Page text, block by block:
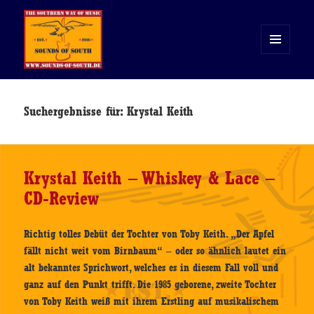
WIDGETS
Suchergebnisse für: Krystal Keith
Krystal Keith – Whiskey & Lace –
CD-Review
Richtig tolles Debüt der Tochter von Toby Keith. „Der Apfel
fällt nicht weit vom Birnbaum“ – oder so ähnlich lautet ein
alt bekanntes Sprichwort, welches es in diesem Fall voll und
ganz auf den Punkt trifft. Die 1985 geborene, zweite Tochter
von Toby Keith weiß mit ihrem Erstling auf musikalischem